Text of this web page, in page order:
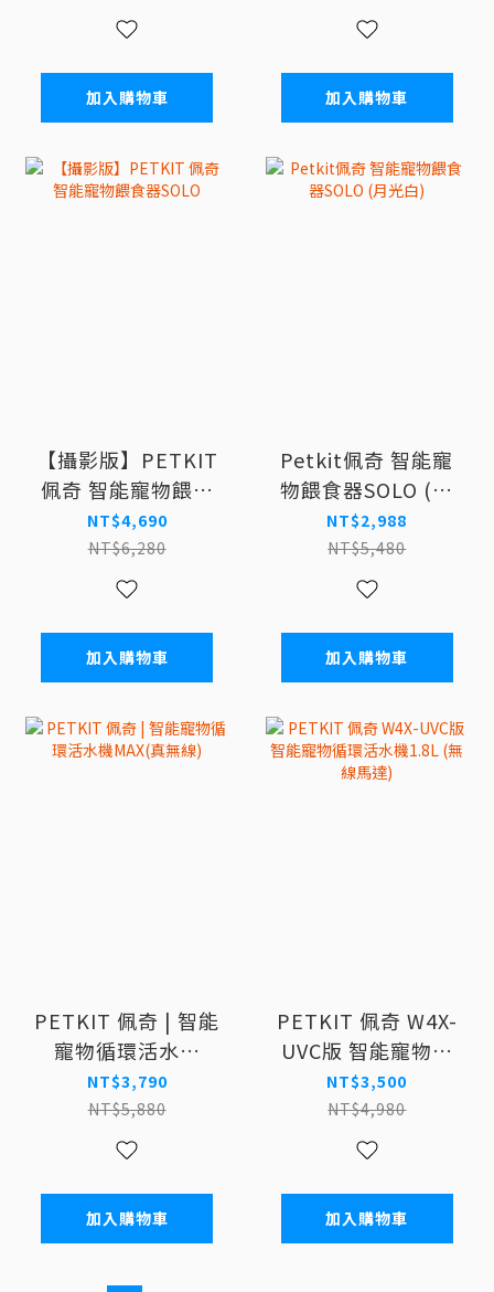
加入購物車 加入購物車
【攝影版】PETKIT
佩奇 智能寵物餵食
器SOLO
NT$4,690
NT$6,280
加入購物車
Petkit佩奇 智能寵
物餵食器SOLO (月
光白)
NT$2,988
NT$5,480
加入購物車
PETKIT 佩奇 | 智能
寵物循環活水機
MAX(真無線)
NT$3,790
NT$5,880
加入購物車
PETKIT 佩奇 W4X-
UVC版 智能寵物循
環活水機1.8L (無線
馬達)
NT$3,500
NT$4,980
加入購物車